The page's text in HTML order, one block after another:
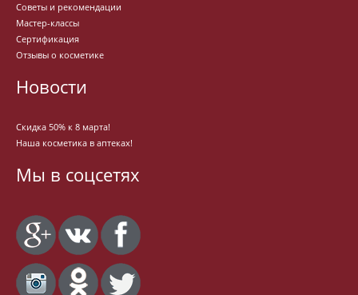
Советы и рекомендации
Мастер-классы
Сертификация
Отзывы о косметике
Новости
Скидка 50% к 8 марта!
Наша косметика в аптеках!
Мы в соцсетях